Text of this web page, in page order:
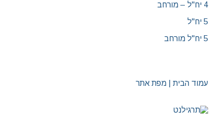
4 יח"ל – מורחב
5 יח"ל
5 יח"ל מורחב
עמוד הבית | מפת אתר